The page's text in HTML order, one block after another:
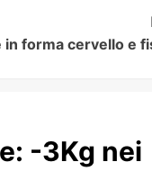
forma cervello e
-3Kg nei